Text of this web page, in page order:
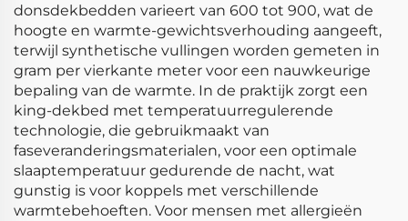
donsdekbedden varieert van 600 tot 900, wat de
hoogte en warmte-gewichtsverhouding aangeeft,
terwijl synthetische vullingen worden gemeten in
gram per vierkante meter voor een nauwkeurige
bepaling van de warmte. In de praktijk zorgt een
king-dekbed met temperatuurregulerende
technologie, die gebruikmaakt van
faseveranderingsmaterialen, voor een optimale
slaaptemperatuur gedurende de nacht, wat
gunstig is voor koppels met verschillende
warmtebehoeften. Voor mensen met allergieën